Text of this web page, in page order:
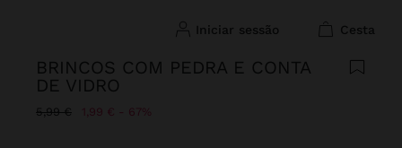
iniciar sessão cesta
BRINCOS COM PEDRA E CONTA
DE VIDRO
Preço Reduzido De
5,99 €Para1,99 € 67%